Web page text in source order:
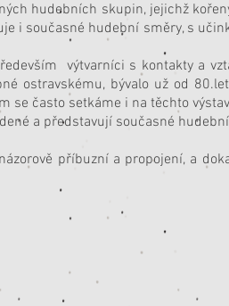
hudebních skupin, jejichž
i současné hudební směry, s
výtvarníci s kontakty a
ostravskému, bývalo už od
se často setkáme i na těchto
a představují současné
příbuzní a propojení, a